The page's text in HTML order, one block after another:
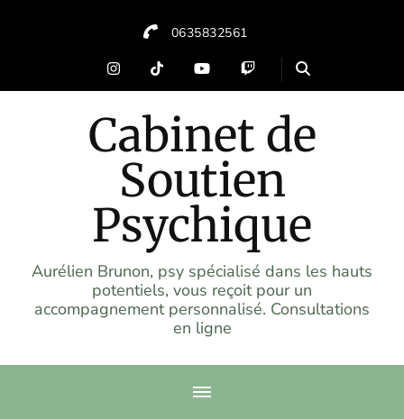
0635832561
Cabinet de
Soutien
Psychique
Aurélien Brunon, psy spécialisé dans les hauts
potentiels, vous reçoit pour un
accompagnement personnalisé. Consultations
en ligne